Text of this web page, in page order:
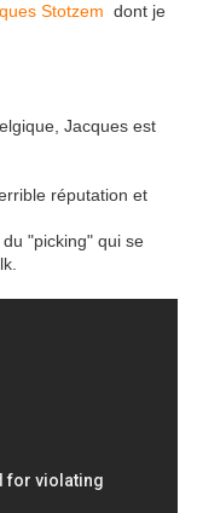
Stotzem dont je
Jacques est
réputation et
"picking" qui se